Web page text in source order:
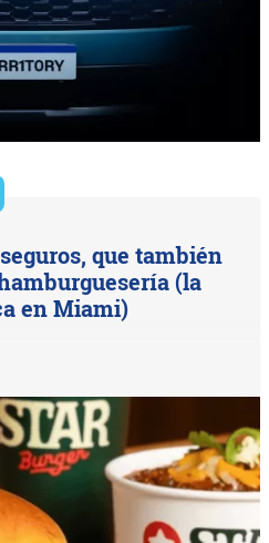
que también
(la
en Miami)